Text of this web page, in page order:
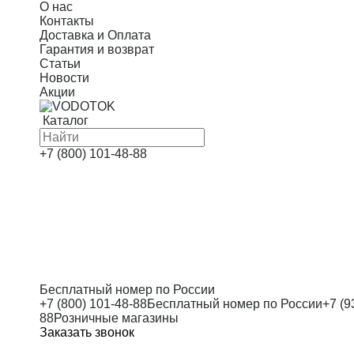
О нас
Контакты
Доставка и Оплата
Гарантия и возврат
Статьи
Новости
Акции
Каталог
+7 (800) 101-48-88
Бесплатный номер по России
+7 (800) 101-48-88Бесплатный номер по России+7
88Розничные магазины
Заказать звонок
Скважинные насосы
Оголовки
Циркуляционные насосы